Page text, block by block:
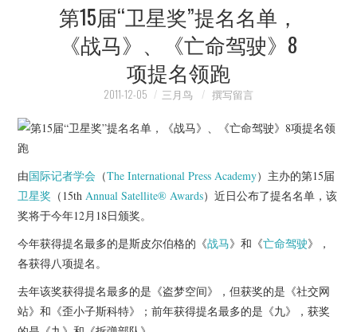
映像快讯
杂七杂八
电影档期
推荐电影
第15届“卫星奖”提名名单，
《战马》、《亡命驾驶》8
项提名领跑
2011-12-05 三月鸟 撰写留言
由国际记者学会 （The International Press Academy）主办的第15届
卫星奖 （15thAnnual Satellite® Awards）近日公布了提名名单，该
奖将于今年12月18日颁奖。
今年获得提名最多的是斯皮尔伯格的《战马》和《亡命驾驶》，
各获得八项提名。
去年该奖获得提名最多的是《盗梦空间》，但获奖的是《社交网
站》和《歪小子斯科特》；前年获得提名最多的是《九》，获奖